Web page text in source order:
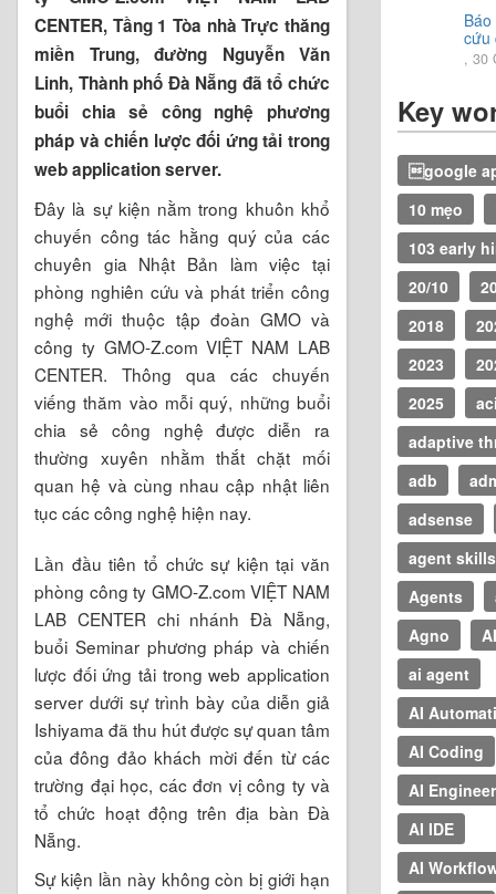
CENTER, Tầng 1 Tòa nhà Trực thăng
miền Trung, đường Nguyễn Văn
Linh, Thành phố Đà Nẵng đã tổ chức
buổi chia sẻ công nghệ phương
pháp và chiến lược đối ứng tải trong
web application server.
Đây là sự kiện nằm trong khuôn khổ
chuyến công tác hằng quý của các
chuyên gia Nhật Bản làm việc tại
phòng nghiên cứu và phát triển công
nghệ mới thuộc tập đoàn GMO và
công ty GMO-Z.com VIỆT NAM LAB
CENTER. Thông qua các chuyến
viếng thăm vào mỗi quý, những buổi
chia sẻ công nghệ được diễn ra
thường xuyên nhằm thắt chặt mối
quan hệ và cùng nhau cập nhật liên
tục các công nghệ hiện nay.
Lần đầu tiên tổ chức sự kiện tại văn
phòng công ty GMO-Z.com VIỆT NAM
LAB CENTER chi nhánh Đà Nẵng,
buổi Seminar phương pháp và chiến
lược đối ứng tải trong web application
server dưới sự trình bày của diễn giả
Ishiyama đã thu hút được sự quan tâm
của đông đảo khách mời đến từ các
trường đại học, các đơn vị công ty và
tổ chức hoạt động trên địa bàn Đà
Nẵng.
Sự kiện lần này không còn bị giới hạn
cứu
, 30
Key
google
10 mẹo
103 early
20/10
2018
2023
2025
adaptive
adb
adsense
agent skills
Agents
Agno
AI
ai agent
AI
AI Coding
AI
AI IDE
AI